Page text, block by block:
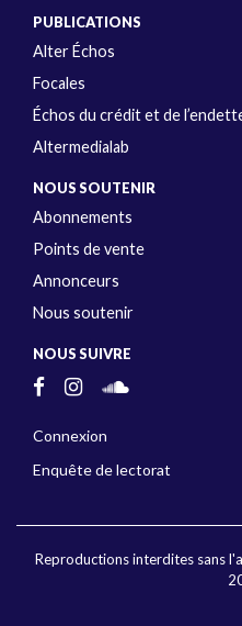
PUBLICATIONS
Alter Échos
Focales
Échos du crédit et de
Altermedialab
NOUS SOUTENIR
Abonnements
Points de vente
Annonceurs
Nous soutenir
NOUS SUIVRE
Connexion
Enquête de lectorat
Reproductions interdites sans